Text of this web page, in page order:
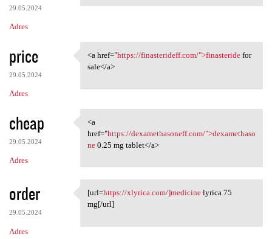
29.05.2024
Adres
price
29.05.2024
Adres
<a href="https:/
<a href="https://finasterideff.com/">finasteridefor
sale</a>
cheap
29.05.2024
Adres
<a href="https:/
<a
href="https://dexamethasoneff.com/">dexamethaso
ne0.25 mg tablet</a>
order
29.05.2024
Adres
[url=https://xlyrica.com/
[url=https://xlyrica.com/]medicinelyrica 75
mg[/url]